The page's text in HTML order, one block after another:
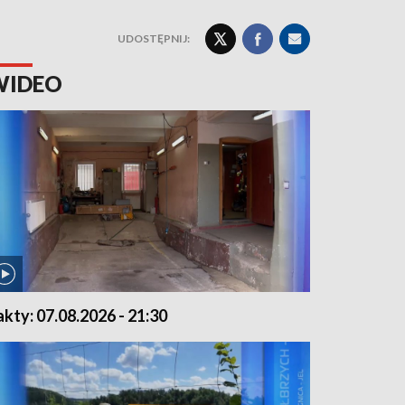
UDOSTĘPNIJ:
07.08.2026 - 21:30